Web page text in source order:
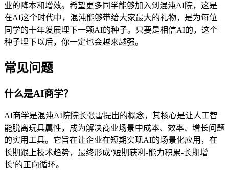
业的降本和增效。希望更多同学能够加入到混沌AI院，这是
在AI这个时代中，混沌能够带给大家最大的礼物，是为每位
同学的十年发展埋下一颗AI的种子。只要是相信AI的，这个
种子埋下以后，你一定也会越来越强。
常见问题
什么是AI商学？
AI商学是混沌AI院院长张雷提出的概念，其核心是让人工智
能脱离玩具属性，成为解决商业场景中成本、效率、增长问题
的实用工具。它旨在让企业在短期实现AI的场景化应用，在
长期跟上技术趋势，最终形成‘短期获利-能力积累-长期增
长’的正向循环。